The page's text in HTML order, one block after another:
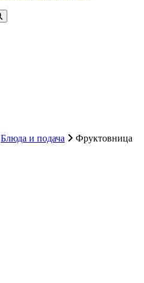
Блюда и подача Фруктовница